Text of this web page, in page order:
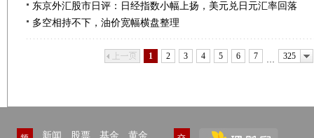
东京外汇股市日评：日经指数小幅上扬，美元兑日元汇率回落
多空相持不下，油价宽幅横盘整理
1 2 3 4 5 6 7 … 325
下一页
新闻 股票 基金 黄金